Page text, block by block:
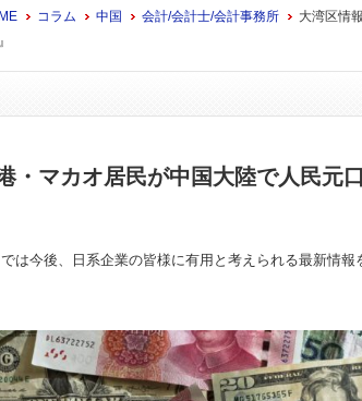
コラム 中国 会計/会計士/会計事務所
大湾区情
・マカオ居民が中国大陸で人民元
は今後、日系企業の皆様に有用と考えられる最新情報